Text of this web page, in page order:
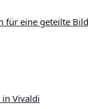
für eine geteilte
Vivaldi